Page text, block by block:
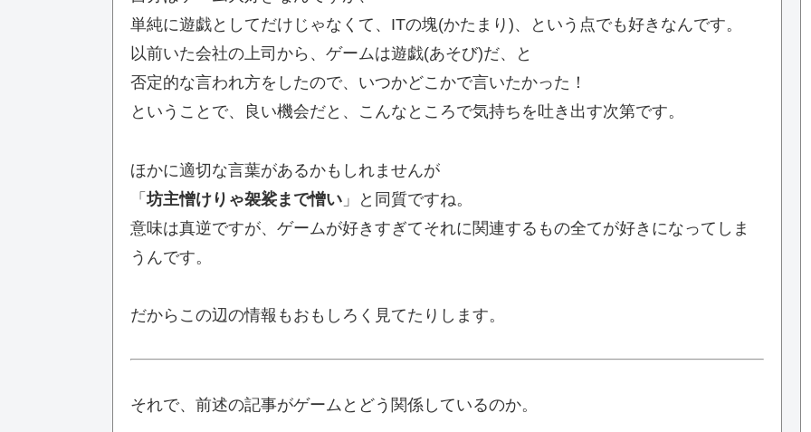
単純に遊戯としてだけじゃなくて、ITの塊(かたまり)、という点でも好きなんです。
以前いた会社の上司から、ゲームは遊戯(あそび)だ、と
否定的な言われ方をしたので、いつかどこかで言いたかった！
ということで、良い機会だと、こんなところで気持ちを吐き出す次第です。
ほかに適切な言葉があるかもしれませんが
「坊主憎けりゃ袈裟まで憎い 」と同質ですね。
意味は真逆ですが、ゲームが好きすぎてそれに関連するもの全てが好きになってしま
うんです。
だからこの辺の情報もおもしろく見てたりします。
それで、前述の記事がゲームとどう関係しているのか。